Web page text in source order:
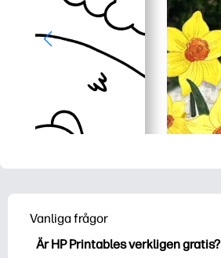
Vanliga frågor
Är HP Printables verkligen gratis?